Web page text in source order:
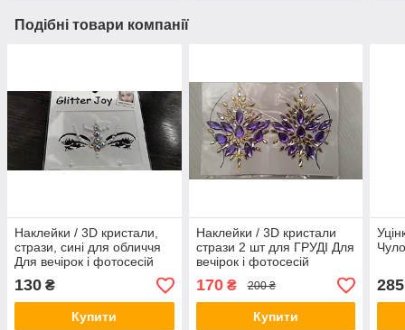
Подібні товари компанії
Наклейки / 3D кристали,
стрази, сині для обличчя
Для вечірок і фотосесій
130 ₴
Купити
Наклейки / 3D кристали
стрази 2 шт для ГРУДІ Для
вечірок і фотосесій
170₴ 200 ₴
Купити
285